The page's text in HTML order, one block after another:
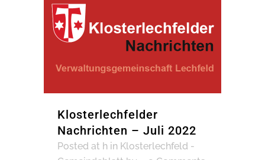
Klosterlechfelder
Nachrichten – Juli 2022
Posted at h in Klosterlechfeld -